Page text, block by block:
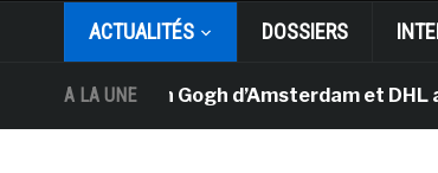
ACTUALITÉS DOSSIERS
A LA UNE
Van Gogh d’Amsterdam et DHL